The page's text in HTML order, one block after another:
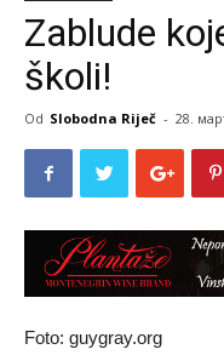
Zablude
školi!
Od Slobodna Riječ - 28.
Foto: guygray.org